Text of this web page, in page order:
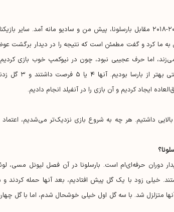
او بعد از شکست در دیدار دور رفت مرحله نیمه‌نهایی لیگ قهرمانان فصل ۲۰۱۹-۲۰۱۸ مقابل بارسلونا، پیش من و سادیو مانه آمد. سایر
به ما کرد و گفت مطمئن است که نتیجه را در دیدار برگشت
اما حرف عجیبی نبود، چون در نیوکمپ خوب بازی
نتیجه گویای اتفاقات درون زمین نبود. گفتنش عجیب است ولی به نظرم حتی بهتر از بارسا
ایجاد کردیم و آن بازی را در آنفیلد انجام دادیم.
داشتیم. هر چه به شروع بازی نزدیک‌تر می‌شدیم، اعتماد
دوران حرفه‌ای‌ام است. بارسلونا در آن فصل لیونل مسی،
خیلی زود با یک گل پیش افتادیم، بعد آنها حمله کردند و
متزلزل شد. با سه گل اول خیلی خوشحال شدم، اما با گل